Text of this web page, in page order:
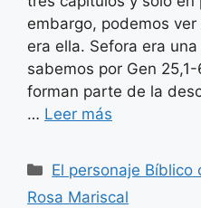
embargo, podemos
era ella. Sefora era
sabemos por Gen
forman parte de la
… Leer más
Categorías
El personaje Bíblico
Rosa Mariscal